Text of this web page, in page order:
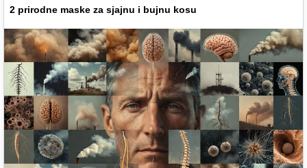
2 prirodne maske za sjajnu i bujnu kosu